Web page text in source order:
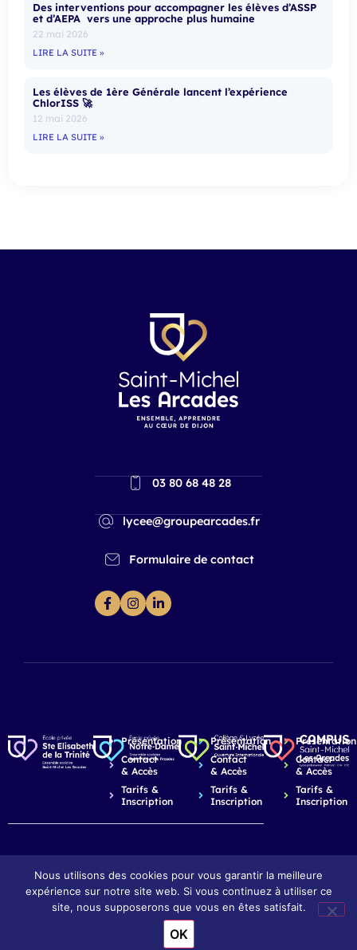
Des interventions pour accompagner les élèves d’ASSP
et d’AEPA vers une approche plus humaine
22 mai 2026
LIRE LA SUITE »
Les élèves de 1ère Générale lancent l’expérience
ChlorISS 🚀
12 mai 2026
LIRE LA SUITE »
03 80 68 48 28
lycee@groupearcades.fr
Formulaire de contact
Présentation
Contact
& Accès
Tarifs &
Inscription
Présentation
Contact
& Accès
Tarifs &
Inscription
Présentation
Contact
& Accès
Tarifs &
Inscription
© 2026 Saint-Michel Les Arcades - Dijon Mentions légales
Réalisation : Ekole.fr
Nous utilisons des cookies pour vous garantir la meilleure
expérience sur notre site web. Si vous continuez à utiliser ce
site, nous supposerons que vous en êtes satisfait.
OK
Engagé pour l’environnement : compensation de l’impact